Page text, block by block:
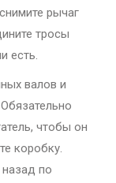
рычаг
тросы
есть.
валов и
чтобы он
коробку.
по